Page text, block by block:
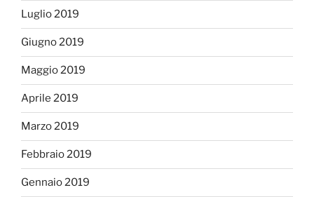
Luglio 2019
Giugno 2019
Maggio 2019
Aprile 2019
Marzo 2019
Febbraio 2019
Gennaio 2019